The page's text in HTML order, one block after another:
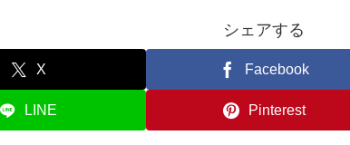
シェアする
X Facebook
LINE Pinterest